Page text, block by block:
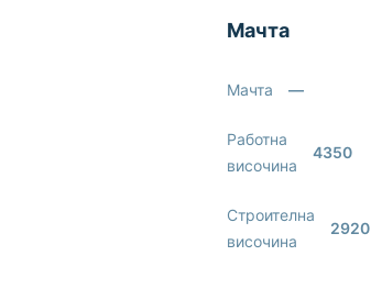
Мачта
Мачта —
Работна
височина
4350
Строителна
височина
2920